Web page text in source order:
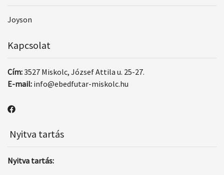
Joyson
Kapcsolat
Cím:3527 Miskolc, József Attila u. 25-27.
E-mail: info@ebedfutar-miskolc.hu
Nyitva tartás
Nyitva tartás: